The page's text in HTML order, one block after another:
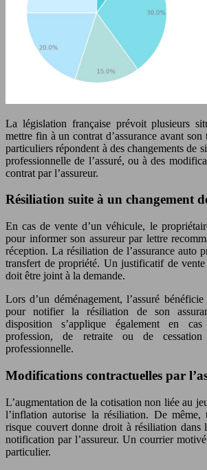
La législation française prévoit plusieurs
mettre fin à un contrat d’assurance avant son
particuliers répondent à des changements de
professionnelle de l’assuré, ou à des
contrat par l’assureur.
Résiliation suite à un changement
En cas de vente d’un véhicule, le
pour informer son assureur par lettre
réception. La résiliation de l’assurance auto
transfert de propriété. Un justificatif de
doit être joint à la demande.
Lors d’un déménagement, l’assuré
pour notifier la résiliation de son
disposition s’applique également en
profession, de retraite ou de cessation
professionnelle.
Modifications contractuelles par
L’augmentation de la cotisation non liée au
l’inflation autorise la résiliation. De même,
risque couvert donne droit à résiliation dans
notification par l’assureur. Un courrier
particulier.